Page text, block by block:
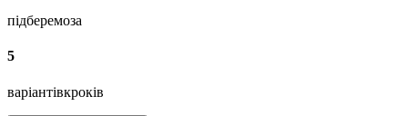
підберемоза
5
варіантівкроків